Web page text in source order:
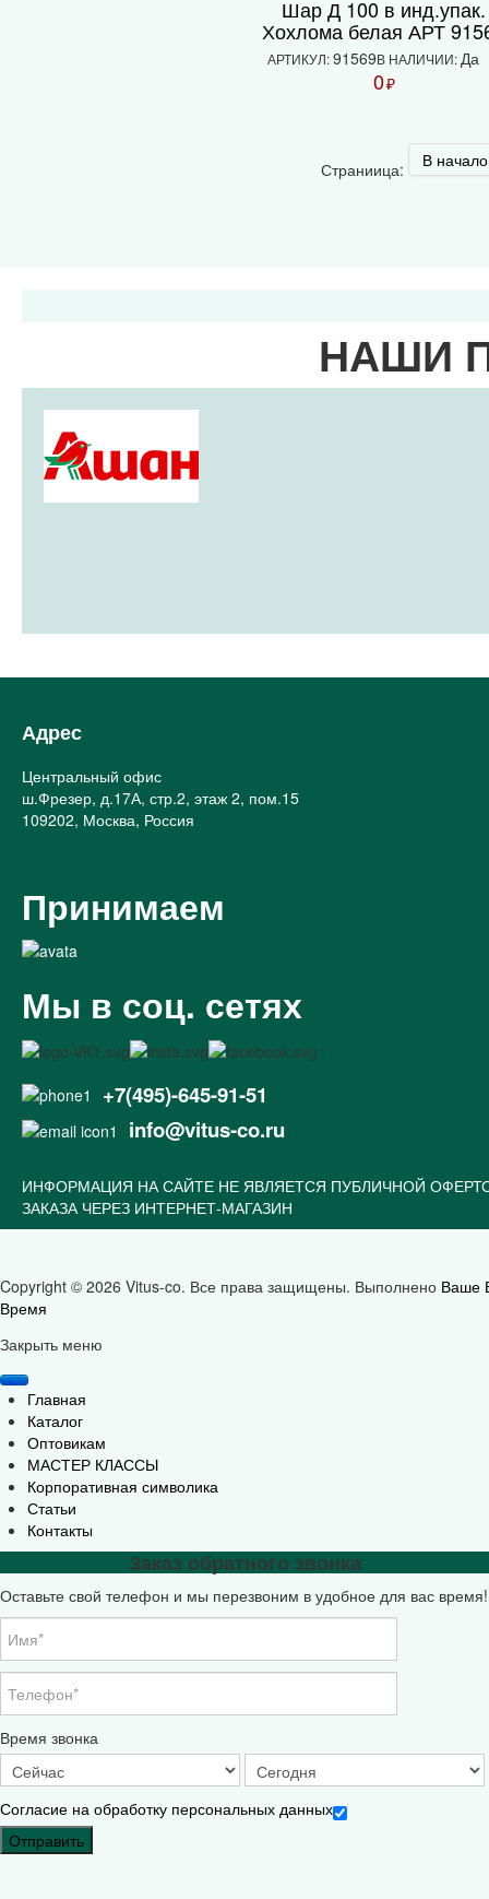
Шар Д 100 в инд.упак.
Хохлома белая АРТ
АРТИКУЛ:91569В НАЛИЧИИ:Да
0₽
Страниица: В начало
НАШИ
Адрес
Центральный офис
ш.Фрезер, д.17А, стр.2, этаж 2, пом.15
109202, Москва, Россия
Принимаем
Мы в соц. сетях
+7(495)-645-91-51
info@vitus-co.ru
ИНФОРМАЦИЯ НА САЙТЕ НЕ ЯВЛЯЕТСЯ ПУБЛИЧНОЙ
ЗАКАЗА ЧЕРЕЗ ИНТЕРНЕТ-МАГАЗИН
Copyright © 2026 Vitus-co. Все права защищены. Выполнено Ваше
Время
Закрыть меню
Главная
Каталог
Оптовикам
МАСТЕР КЛАССЫ
Корпоративная символика
Статьи
Контакты
Заказ обратного звонка
Оставьте свой телефон и мы перезвоним в удобное для вас время!
Время звонка
Согласие на обработку персональных данных
Отправить